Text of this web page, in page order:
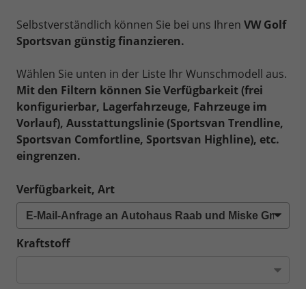
Selbstverständlich können Sie bei uns Ihren VW Golf
Sportsvan günstig finanzieren.
Wählen Sie unten in der Liste Ihr Wunschmodell aus.
Mit den Filtern können Sie Verfügbarkeit (frei
konfigurierbar, Lagerfahrzeuge, Fahrzeuge im
Vorlauf), Ausstattungslinie (Sportsvan Trendline,
Sportsvan Comfortline, Sportsvan Highline), etc.
eingrenzen.
Verfügbarkeit, Art
Kraftstoff